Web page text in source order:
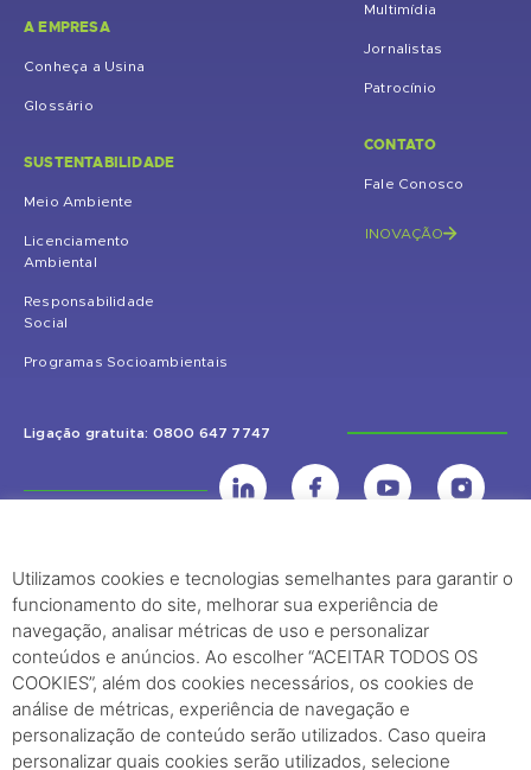
A EMPRESA
Conheça a Usina
Glossário
SUSTENTABILIDADE
Meio Ambiente
Licenciamento
Ambiental
Responsabilidade
Social
Programas Socioambientais
Multimídia
Jornalistas
Patrocínio
CONTATO
Fale Conosco
INOVAÇÃO
Ligação gratuita: 0800 647 7747
UHE Jirau
Rodovia BR-364, KM 824 S/Nº - Distrito de Jaci Paraná – Porto Velho
(RO) – CEP: 76840-000 – Telefone: (69) 2182.8600
Rio de Janeiro (RJ)
Edifício Palácio Austregésilo de Athayde Av. Presidente Wilson, 231 -
Utilizamos cookies e tecnologias semelhantes para garantir o
funcionamento do site, melhorar sua experiência de
navegação, analisar métricas de uso e personalizar
conteúdos e anúncios. Ao escolher “ACEITAR TODOS OS
COOKIES”, além dos cookies necessários, os cookies de
análise de métricas, experiência de navegação e
personalização de conteúdo serão utilizados. Caso queira
personalizar quais cookies serão utilizados, selecione